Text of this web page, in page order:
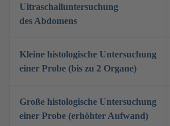
Ultraschalluntersuchung
des Abdomens
Kleine histologische Untersuchung
einer Probe (bis zu 2 Organe)
Große histologische Untersuchung
einer Probe (erhöhter Aufwand)